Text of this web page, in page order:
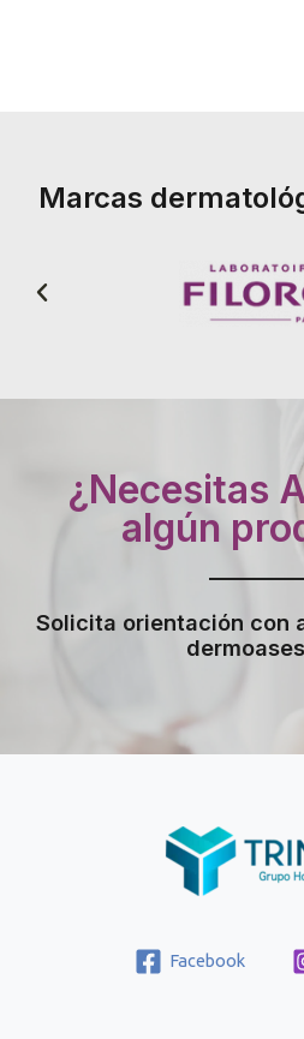
Marcas
¿Necesitas
algún
Solicita orientación con
Facebook